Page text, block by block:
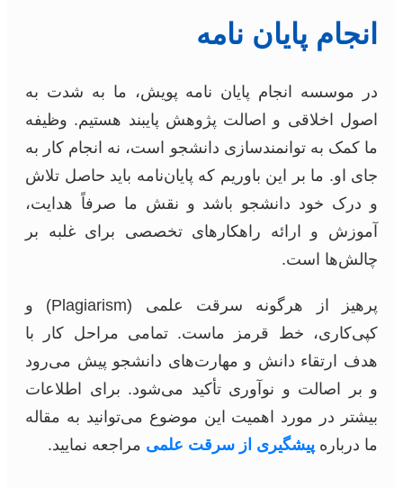
انجام پایان نامه
در موسسه انجام پایان نامه پویش، ما به شدت به
اصول اخلاقی و اصالت پژوهش پایبند هستیم. وظیفه
ما کمک به توانمندسازی دانشجو است، نه انجام کار به
جای او. ما بر این باوریم که پایان‌نامه باید حاصل تلاش
و درک خود دانشجو باشد و نقش ما صرفاً هدایت،
آموزش و ارائه راهکارهای تخصصی برای غلبه بر
چالش‌ها است.
پرهیز از هرگونه سرقت علمی (Plagiarism) و
کپی‌کاری، خط قرمز ماست. تمامی مراحل کار با
هدف ارتقاء دانش و مهارت‌های دانشجو پیش می‌رود
و بر اصالت و نوآوری تأکید می‌شود. برای اطلاعات
بیشتر در مورد اهمیت این موضوع می‌توانید به مقاله
ما درباره پیشگیری از سرقت علمی مراجعه نمایید.